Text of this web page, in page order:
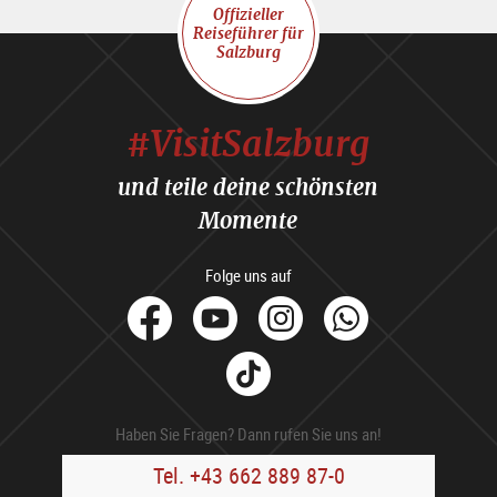
Offizieller
Reiseführer für
Salzburg
#VisitSalzburg
und teile deine schönsten
Momente
Folge uns auf
facebook
YoutubeInstagram
Tik
Tok
Haben Sie Fragen? Dann rufen Sie uns an!
Tel. +43 662 889 87-0